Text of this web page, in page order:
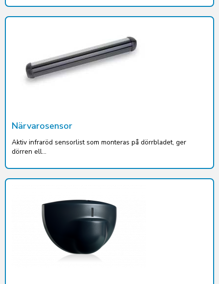
Närvarosensor
Aktiv infraröd sensorlist som monteras på dörrbladet, ger
dörren ell...